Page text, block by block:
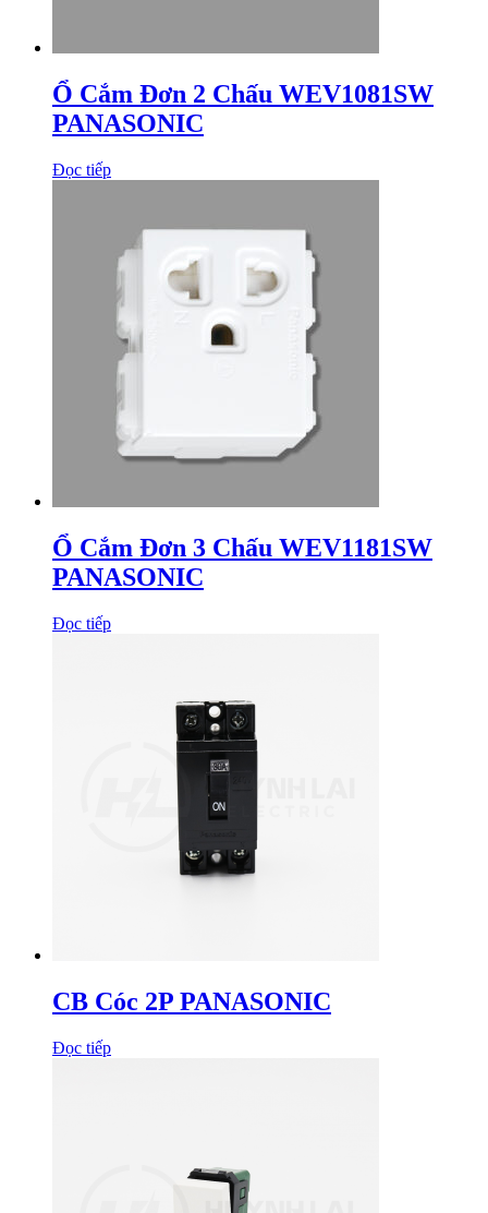
Ổ Cắm Đơn 2 Chấu WEV1081SW
PANASONIC
Đọc tiếp
Ổ Cắm Đơn 3 Chấu WEV1181SW
PANASONIC
Đọc tiếp
CB Cóc 2P PANASONIC
Đọc tiếp